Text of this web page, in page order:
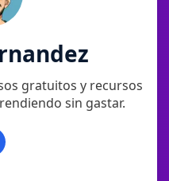
gratuitos y recursos
sin gastar.